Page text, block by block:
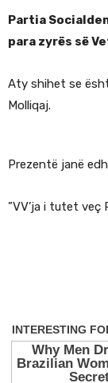
Partia
para zyrës së
Aty shihet se
Molliqaj.
Prezentë janë
”VV’ja i tutet veç